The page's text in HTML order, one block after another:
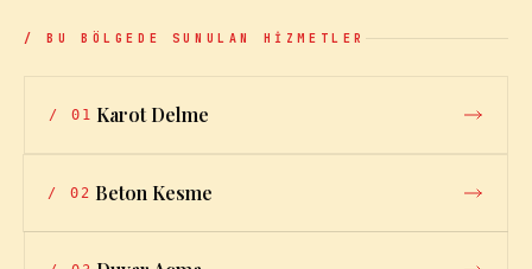
/ BU BÖLGEDE SUNULAN HİZMETLER
/ 01 Karot Delme
/ 02 Beton Kesme